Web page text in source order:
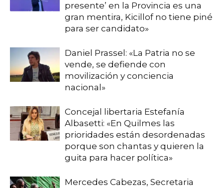
presente’ en la Provincia es una
gran mentira, Kicillof no tiene piné
para ser candidato»
Daniel Prassel: «La Patria no se
vende, se defiende con
movilización y conciencia
nacional»
Concejal libertaria Estefanía
Albasetti: «En Quilmes las
prioridades están desordenadas
porque son chantas y quieren la
guita para hacer política»
Mercedes Cabezas, Secretaria